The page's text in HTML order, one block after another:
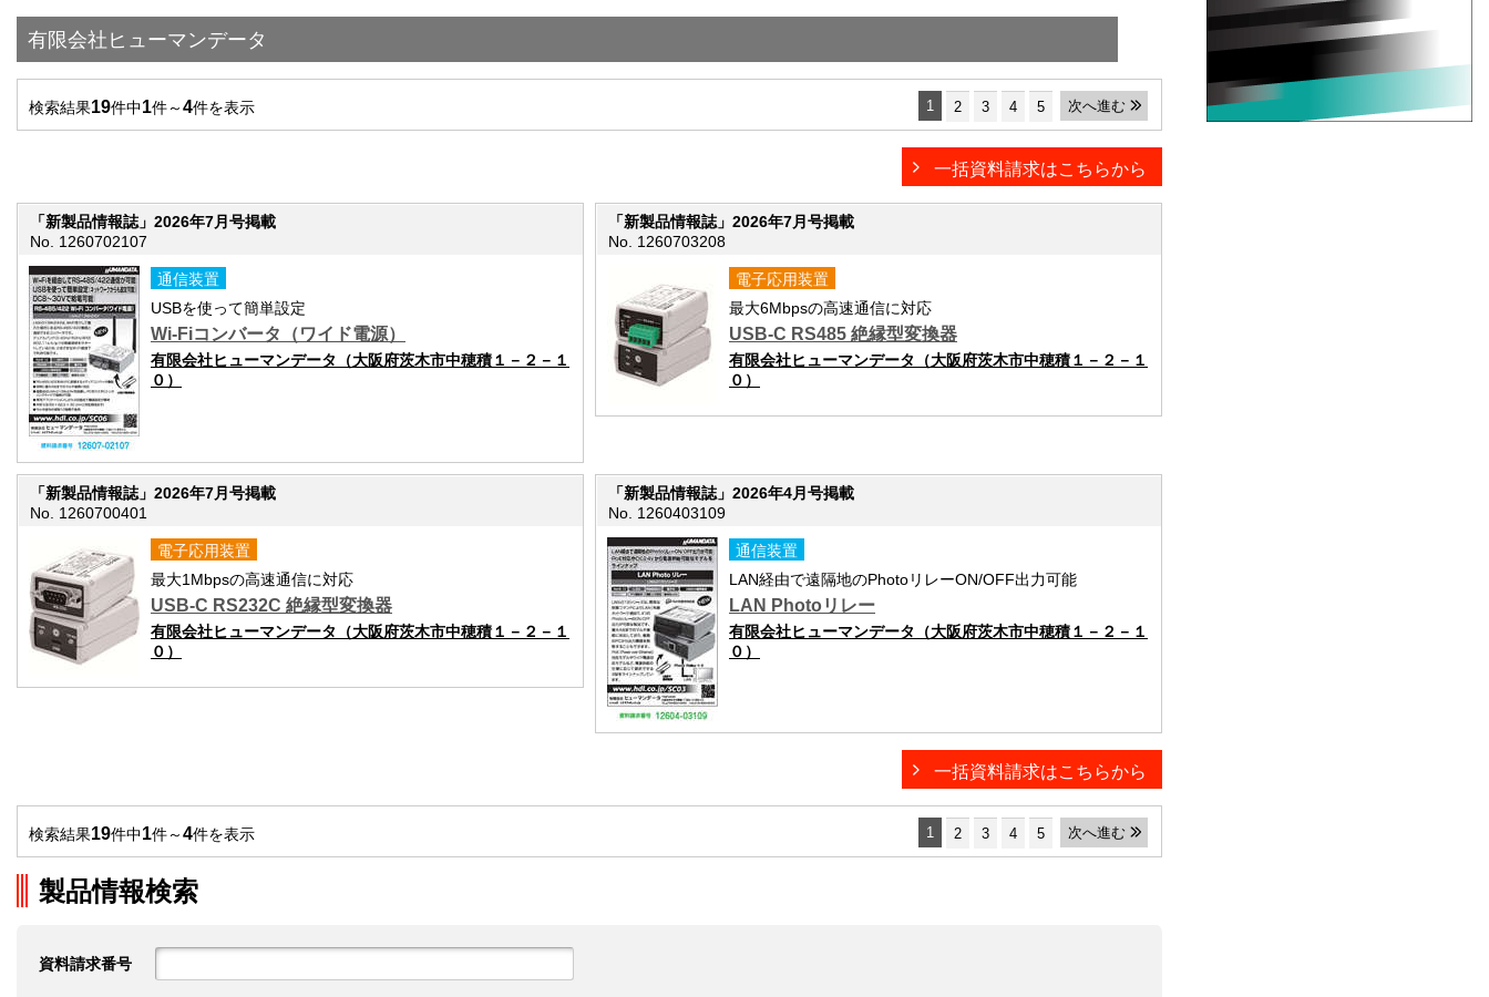
有限会社ヒューマンデータ
検索結果19件中1件～4件を表示 1 2 3 4 5 次へ進む
一括資料請求はこちらから
「新製品情報誌」2026年7月号掲載
No. 1260702107
通信装置
USBを使って簡単設定
Wi-Fiコンバータ（ワイド電源）
有限会社ヒューマンデータ（大阪府茨木市中穂積１－２－１
０）
「新製品情報誌」2026年7月号掲載
No. 1260703208
電子応用装置
最大6Mbpsの高速通信に対応
USB-C RS485 絶縁型変換器
有限会社ヒューマンデータ（大阪府茨木市中穂積１－２－１
０）
「新製品情報誌」2026年7月号掲載
No. 1260700401
電子応用装置
最大1Mbpsの高速通信に対応
USB-C RS232C 絶縁型変換器
有限会社ヒューマンデータ（大阪府茨木市中穂積１－２－１
０）
「新製品情報誌」2026年4月号掲載
No. 1260403109
通信装置
LAN経由で遠隔地のPhotoリレーON/OFF出力可能
LAN Photoリレー
有限会社ヒューマンデータ（大阪府茨木市中穂積１－２－１
０）
一括資料請求はこちらから
検索結果19件中1件～4件を表示 1 2 3 4 5 次へ進む
製品情報検索
資料請求番号